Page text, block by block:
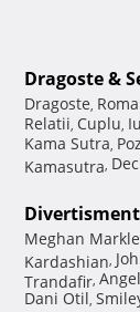
Dragoste &
Dragoste,
Relatii, Cuplu,
Kama Sutra,
Kamasutra,
Divertisment
Meghan Markle
Kardashian,
Trandafir,
Dani Otil,